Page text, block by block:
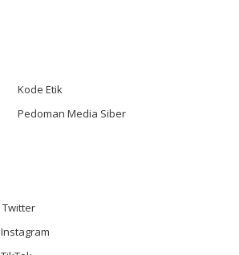
Kode Etik
Pedoman Media Siber
Twitter
Instagram